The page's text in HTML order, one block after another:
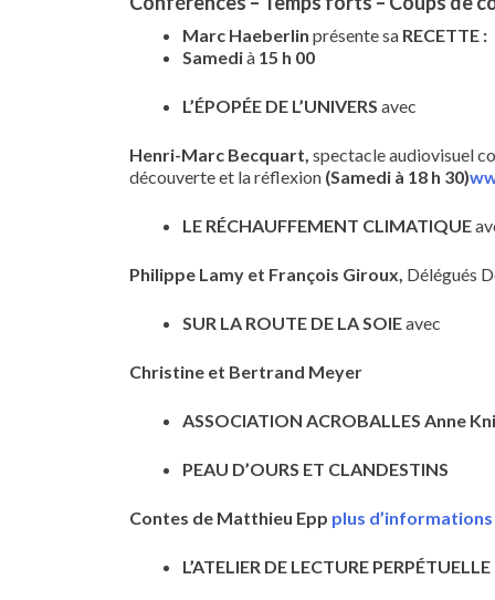
Marc Haeberlin présente sa RECETTE :
Samedià 15 h 00
L’ÉPOPÉE DE L’UNIVERS avec
Henri-Marc Becquart, spectacle audiovisuel
découverte et la réflexion (Samedi à 18 h 30)
LE RÉCHAUFFEMENT CLIMATIQUE
Philippe Lamy et François Giroux, Délégués
SUR LA ROUTE DE LA SOIEavec
Christine et Bertrand Meyer
ASSOCIATION ACROBALLES Anne
PEAU D’OURS ET CLANDESTINS
Contes de Matthieu Epp plus d’informations
L’ATELIER DE LECTURE PERPÉTUELLE